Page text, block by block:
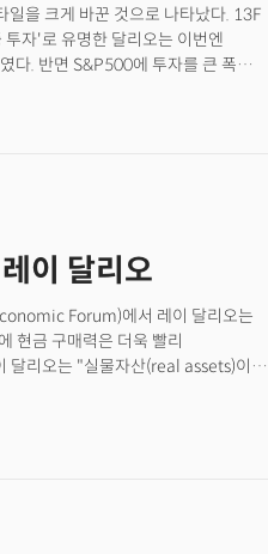
일을 크게 바꾼 것으로 나타났다. 13F
자'로 유명한 달리오는 이번엔
다. 반면 S&P500에 투자를 큰 폭으로
이 달리오
Forum)에서 레이 달리오는
현금 구매력은 더욱 빨리
달리오는 "실물자산(real assets)이
션을 향해 가고있다는 의견을 지난
저 마켓(Pure Alpha Major